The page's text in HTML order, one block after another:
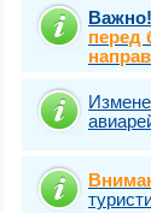
Важно!
перед